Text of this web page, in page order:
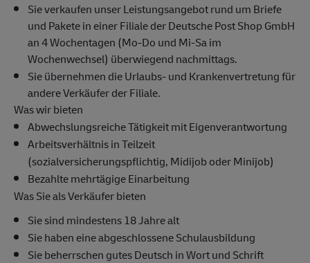
Sie verkaufen unser Leistungsangebot rund um Briefe
und Pakete in einer Filiale der Deutsche Post Shop GmbH
an 4 Wochentagen (Mo-Do und Mi-Sa im
Wochenwechsel) überwiegend nachmittags.
Sie übernehmen die Urlaubs- und Krankenvertretung für
andere Verkäufer der Filiale.
Was wir bieten
Abwechslungsreiche Tätigkeit mit Eigenverantwortung
Arbeitsverhältnis in Teilzeit
(sozialversicherungspflichtig, Midijob oder Minijob)
Bezahlte mehrtägige Einarbeitung
Was Sie als Verkäufer bieten
Sie sind mindestens 18 Jahre alt
Sie haben eine abgeschlossene Schulausbildung
Sie beherrschen gutes Deutsch in Wort und Schrift